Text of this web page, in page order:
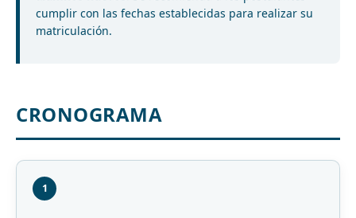
cumplir con las fechas establecidas para realizar su
matriculación.
CRONOGRAMA
1